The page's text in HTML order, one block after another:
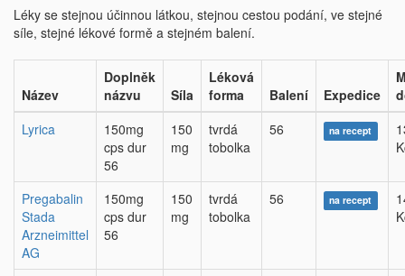
Léky se stejnou účinnou látkou, stejnou cestou podání, ve stejné
síle, stejné lékové formě a stejném balení.
Název
Doplněk
názvu
Síla
Léková
forma
Balení Expedice
Lyrica
150mg
cps dur
56
150
mg
tvrdá
tobolka
56 na recept
Pregabalin
Stada
Arzneimittel
AG
150mg
cps dur
56
150
mg
tvrdá
tobolka
56 na recept